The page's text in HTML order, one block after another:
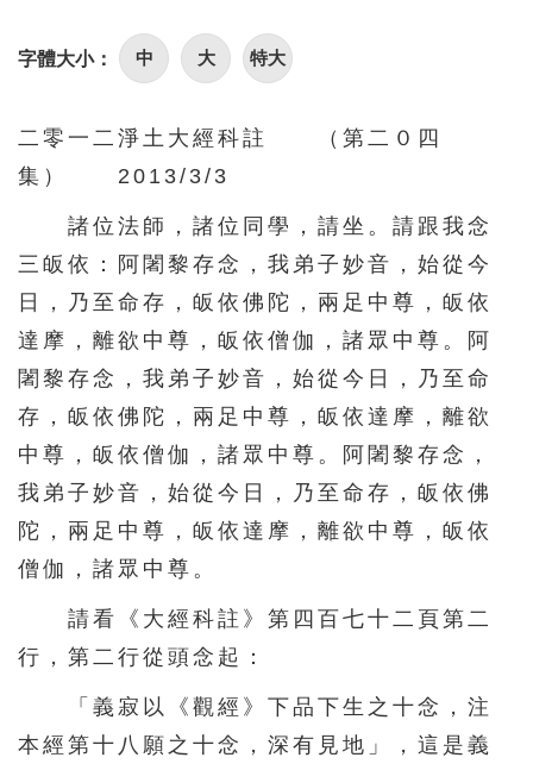
106 107 108
117 118 119
131 133 134 135
136 137 138 139 140
141 142 143 144 145
146 147 148 149 150
151 152 153 154 155
161 162
166 167 168 169 170
171 172 173
176 177 178 179 180
181 182 183 184 185
字體大小： 中 大 特大
二零一二淨土大經科註 （第二０四
集） 2013/3/3
諸位法師，諸位同學，請坐。請跟我念
三皈依：阿闍黎存念，我弟子妙音，始從今
日，乃至命存，皈依佛陀，兩足中尊，皈依
達摩，離欲中尊，皈依僧伽，諸眾中尊。阿
闍黎存念，我弟子妙音，始從今日，乃至命
存，皈依佛陀，兩足中尊，皈依達摩，離欲
中尊，皈依僧伽，諸眾中尊。阿闍黎存念，
我弟子妙音，始從今日，乃至命存，皈依佛
陀，兩足中尊，皈依達摩，離欲中尊，皈依
僧伽，諸眾中尊。
請看《大經科註》第四百七十二頁第二
行，第二行從頭念起：
「義寂以《觀經》下品下生之十念，注
本經第十八願之十念，深有見地」，這是義